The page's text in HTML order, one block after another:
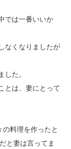
では一番いいか
なくなりましたが
た。
とは、妻にとって
料理を作ったと
と妻は言ってま